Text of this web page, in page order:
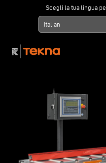
Scegli la tua lingua
Italian